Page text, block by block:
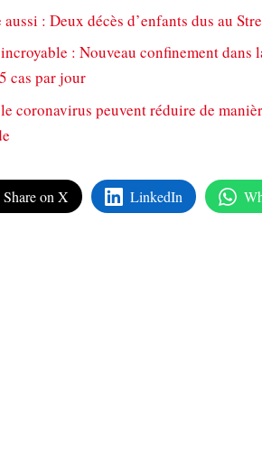
: Deux décès d’enfants dus au
: Nouveau confinement dans
cas par jour
coronavirus peuvent réduire de
Share on X LinkedIn